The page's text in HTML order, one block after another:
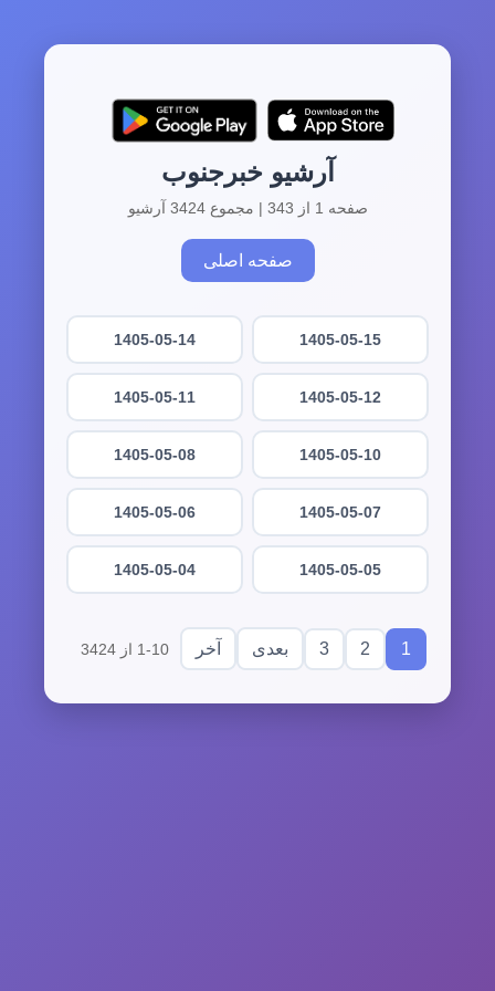
آرشیو خبرجنوب
صفحه 1 از 343 | مجموع 3424 آرشیو
صفحه اصلی
1405-05-15
1405-05-14
1405-05-12
1405-05-11
1405-05-10
1405-05-08
1405-05-07
1405-05-06
1405-05-05
1405-05-04
1
2
3 بعدی آخر 1-10 از 3424